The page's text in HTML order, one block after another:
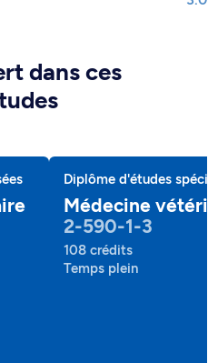
dans ces
Diplôme d'études
Médecine
2-590-1-3
108 crédits
Temps plein